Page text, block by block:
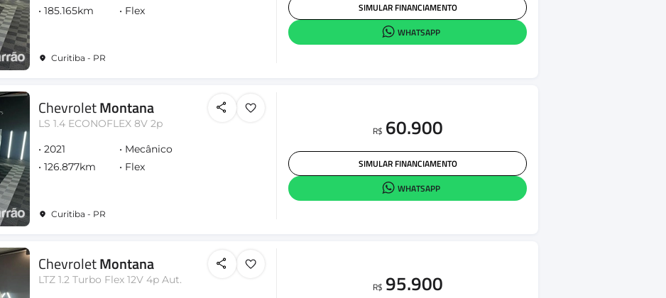
185.165km
Flex
Curitiba - PR
SIMULAR FINANCIAMENTO
WHATSAPP
ChevroletMontana
LS 1.4 ECONOFLEX 8V 2p
2021
Mecânico
126.877km
Flex
Curitiba - PR
R$ 60.900
SIMULAR FINANCIAMENTO
WHATSAPP
ChevroletMontana
LTZ 1.2 Turbo Flex 12V 4p Aut.
R$ 95.900